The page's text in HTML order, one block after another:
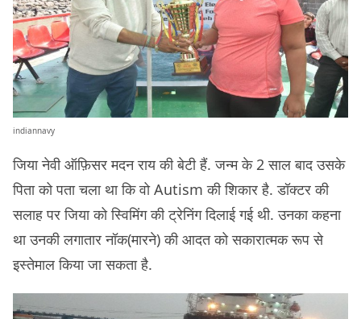
indiannavy
जिया नेवी ऑफ़िसर मदन राय की बेटी हैं. जन्म के 2 साल बाद उसके
पिता को पता चला था कि वो Autism की शिकार है. डॉक्टर की
सलाह पर जिया को स्विमिंग की ट्रेनिंग दिलाई गई थी. उनका कहना
था उनकी लगातार नॉक(मारने) की आदत को सकारात्मक रूप से
इस्तेमाल किया जा सकता है.